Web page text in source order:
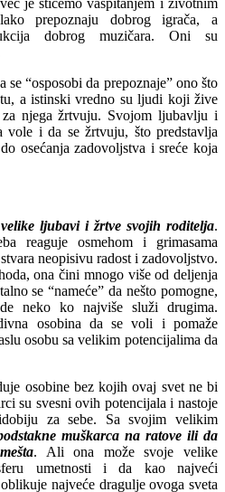
prepoznaju dobrog igrača, a
dobrog muzičara. Oni su
se “osposobi da prepoznaje” ono što
a istinski vredno su ljudi koji žive
njega žrtvuju. Svojom ljubavlju i
vole i da se žrtvuju, što predstavlja
osećanja zadovoljstva i sreće koja
ljubavi i žrtve svojih roditelja.
reaguje osmehom i grimasama
neopisivu radost i zadovoljstvo.
ona čini mnogo više od deljenja
se “nameće” da nešto pomogne,
neko ko najviše služi drugima.
osobina da se voli i pomaže
osobu sa velikim potencijalima da
osobine bez kojih ovaj svet ne bi
su svesni ovih potencijala i nastoje
za sebe. Sa svojim velikim
muškarca na ratove ili da
. Ali ona može svoje velike
umetnosti i da kao najveći
najveće dragulje ovoga sveta